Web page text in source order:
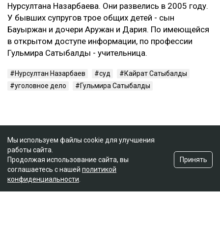
Нурсултана Назарбаева. Они развелись в 2005 году.
У бывших супругов трое общих детей - сын
Бауыржан и дочери Аружан и Дария. По имеющейся
в открытом доступе информации, по профессии
Гульмира Сатыбалды - учительница.
Нурсултан Назарбаев суд
Кайрат Сатыбалды
уголовное дело
Гульмира Сатыбалды
Мы используем файлы cookie для улучшения
работы сайта.
Продолжая использование сайта, вы
соглашаетесь с нашей политикой
конфиденциальности
Принять